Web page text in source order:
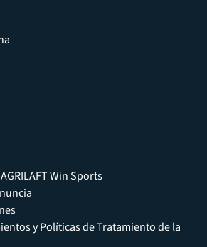
Win Sports
y Políticas de Tratamiento de la